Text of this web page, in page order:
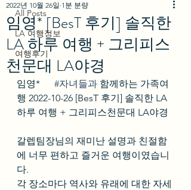
All Posts
LA 여행정보
여행후기
임영* [BesT 후기] 솔직한
LA 하루 여행 + 그리피스
천문대 LA야경
2022년 10월 26일 1분 분량
임영* #자녀들과 함께하는 가족여
행 2022-10-26 [BesT 후기] 솔직한 LA
하루 여행 + 그리피스천문대 LA야경
갈렙팀장님의 재미난 설명과 친절함
에 너무 편하고 즐거운 여행이였습니
다.
각 장소마다 역사와 유래에 대한 자세